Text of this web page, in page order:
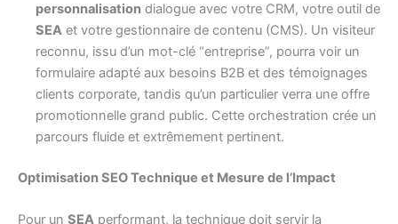
personnalisation dialogue avec votre CRM, votre outil de
SEA et votre gestionnaire de contenu (CMS). Un visiteur
reconnu, issu d’un mot-clé “entreprise”, pourra voir un
formulaire adapté aux besoins B2B et des témoignages
clients corporate, tandis qu’un particulier verra une offre
promotionnelle grand public. Cette orchestration crée un
parcours fluide et extrêmement pertinent.
Optimisation SEO Technique et Mesure de l’Impact
Pour un SEA performant, la technique doit servir la